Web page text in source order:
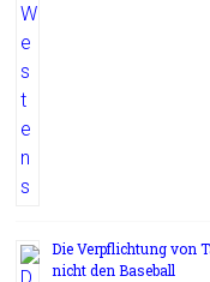
Die Verpflichtung von
nicht den Baseball